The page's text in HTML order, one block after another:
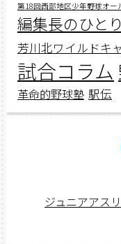
第18回西部地区少年野球オー
編集長のひと
芳川北ワイルドキ
試合コラム
革命的野球塾 駅伝
ジュニアアス